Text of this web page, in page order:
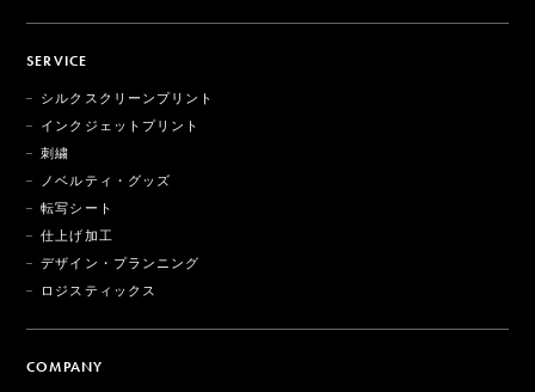
SERVICE
シルクスクリーンプリント
インクジェットプリント
刺繍
ノベルティ・グッズ
転写シート
仕上げ加工
デザイン・プランニング
ロジスティックス
COMPANY